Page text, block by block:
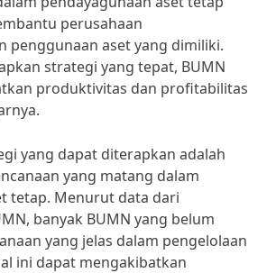
perusahaan
penggunaan aset yang dimiliki.
strategi yang tepat, BUMN
produktivitas dan profitabilitas
yang dapat diterapkan adalah
yang matang dalam
tetap. Menurut data dari
banyak BUMN yang belum
yang jelas dalam pengelolaan
ini dapat mengakibatkan